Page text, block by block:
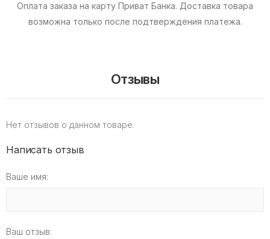
Оплата заказа на карту Приват Банка. Доставка товара
возможна только после подтверждения платежа.
Отзывы
Нет отзывов о данном товаре.
Написать отзыв
Ваше имя:
Ваш отзыв: